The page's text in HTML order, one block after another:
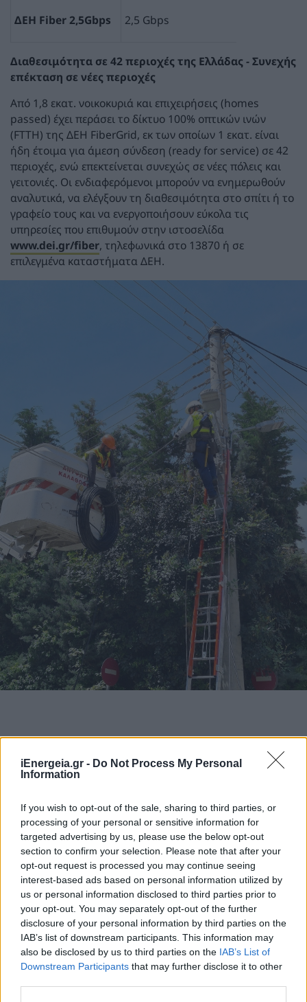
iEnergeia.gr - Do Not Process My Personal
Information
If you wish to opt-out of the sale, sharing to third parties, or
processing of your personal or sensitive information for
targeted advertising by us, please use the below opt-out
section to confirm your selection. Please note that after your
opt-out request is processed you may continue seeing
interest-based ads based on personal information utilized by
us or personal information disclosed to third parties prior to
your opt-out. You may separately opt-out of the further
disclosure of your personal information by third parties on the
IAB’s list of downstream participants. This information may
also be disclosed by us to third parties on the IAB’s List of
Downstream Participants that may further disclose it to other
ΔΕΗ Fiber 2,5Gbps 2,5 Gbps
Διαθεσιμότητα σε 42 περιοχές της Ελλάδας -Συνεχής
επέκταση σε νέες περιοχές
Από 1,8 εκατ. νοικοκυριά και επιχειρήσεις (homes
passed) έχει περάσει το δίκτυο 100% οπτικών ινών
(FTTH) της ΔΕΗ FiberGrid, εκ των οποίων 1 εκατ. είναι
ήδη έτοιμα για άμεση σύνδεση (ready for service) σε 42
περιοχές, ενώ επεκτείνεται συνεχώς σε νέες πόλεις και
γειτονιές. Οι ενδιαφερόμενοι μπορούν να ενημερωθούν
αναλυτικά, να ελέγξουν τη διαθεσιμότητα στο σπίτι ή το
γραφείο τους και να ενεργοποιήσουν εύκολα τις
υπηρεσίες που επιθυμούν στην ιστοσελίδα
www.dei.gr/fiber, τηλεφωνικά στο 13870 ή σε
επιλεγμένα καταστήματα ΔΕΗ.